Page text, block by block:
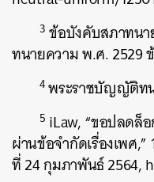
3 ข้อบังคับสภาทนา
ทนายความ พ.ศ. 2529
4พระราชบัญญัติทน
5 iLaw, “ขอปลดล็
ผ่านข้อจำกัดเรื่องเพศ
ที่ 24 กุมภาพันธ์ 2564,